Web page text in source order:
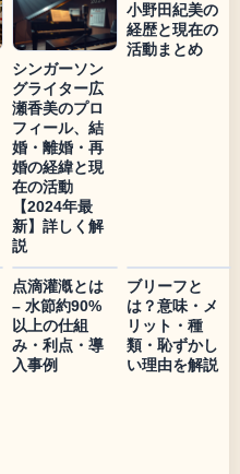
シンガーソン
グライター広
瀬香美のプロ
フィール、結
婚・離婚・再
婚の経緯と現
在の活動
【2024年最
新】詳しく解
説
小野田紀美の
経歴と現在の
活動まとめ
点滴灌漑とは
– 水節約90%
以上の仕組
み・利点・導
入事例
ブリーフと
は？意味・メ
リット・種
類・恥ずかし
い理由を解説